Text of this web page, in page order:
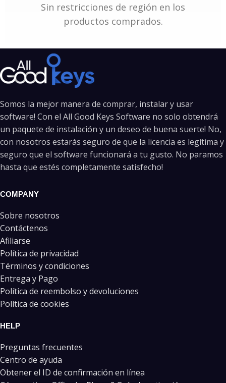
Sin restricciones de región en los
productos comprados.
Somos la mejor manera de comprar, instalar y usar
software! Con el All Good Keys Software no solo obtendrá
un paquete de instalación y un deseo de buena suerte! No,
con nosotros estarás seguro de que la licencia es legítima y
seguro que el software funcionará a tu gusto. No paramos
hasta que estés completamente satisfecho!
COMPANY
Sobre nosotros
Contáctenos
Afiliarse
Política de privacidad
Términos y condiciones
Entrega y Pago
Política de reembolso y devoluciones
Política de cookies
HELP
Preguntas frecuentes
Centro de ayuda
Obtener el ID de confirmación en línea